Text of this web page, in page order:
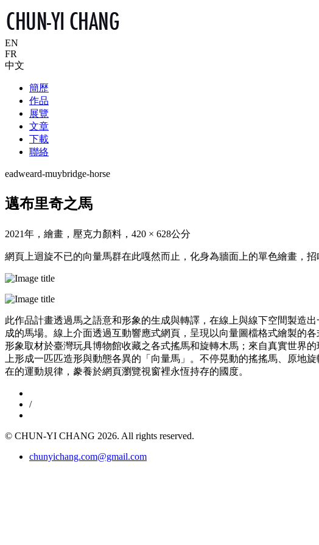
EN
FR
中文
簡歷
作品
展覽
文章
下載
聯絡
eadweard-muybridge-horse
邁布里奇之馬
2021年，繪畫，壓克力顏料，420 × 628公分
網頁上迴旋不已的向量馬群在此嘎然而止，化身為牆面上的單色繪畫，招
此作品計畫透過⾺之語意和形象的⽣成與轉譯，在線上與線下空間製造
成的⾺場。線上介⾯透過互動響應式網⾴，呈現以向量圖檔格式繪製的
形象取材於臺灣玩具博物館收藏之各式搖⾺和旋轉⽊馬；來自真實世界
上形成⼀匹匹造形與動態各異的「向量⾺」。不停晃動的搖搖⾺、原地
在的運動規律，豢養於網⾴瀏覽視窗裡永恆持存的國度。
/
© CHUN-YI CHANG 2026. All rights reserved.
chunyichang.com@gmail.com